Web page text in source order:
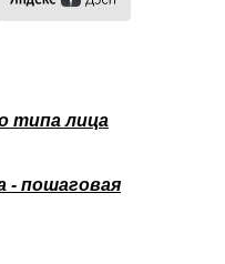
типа лица
- пошаговая